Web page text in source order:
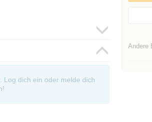
Log dich ein oder melde dich
Andere